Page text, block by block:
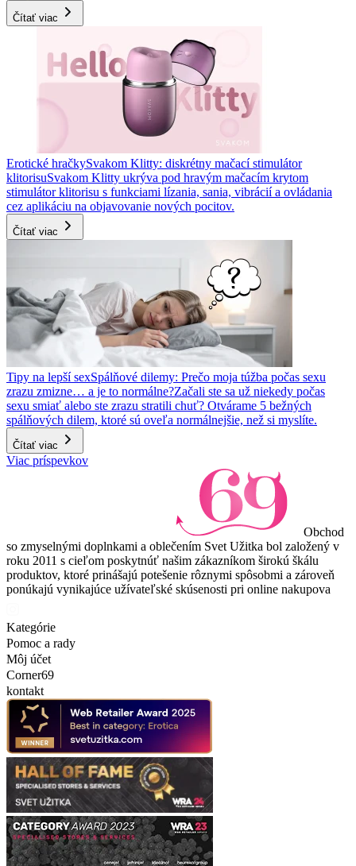
Čítať viac
Erotické hračkySvakom Klitty: diskrétny mačací stimulátor
klitorisuSvakom Klitty ukrýva pod hravým mačacím krytom
stimulátor klitorisu s funkciami lízania, sania, vibrácií a ovládania
cez aplikáciu na objavovanie nových pocitov.
Čítať viac
Tipy na lepší sexSpálňové dilemy: Prečo moja túžba počas sexu
zrazu zmizne… a je to normálne?Začali ste sa už niekedy počas
sexu smiať alebo ste zrazu stratili chuť? Otvárame 5 bežných
spálňových dilem, ktoré sú oveľa normálnejšie, než si myslíte.
Čítať viac
Viac príspevkov
Obchod
so zmyselnými doplnkami a oblečením Svet Užitka bol založený v
roku 2011 s cieľom poskytnúť našim zákazníkom širokú škálu
produktov, ktoré prinášajú potešenie rôznymi spôsobmi a zároveň
ponúkajú vynikajúce užívateľské skúsenosti pri online nakupova
Kategórie
Pomoc a rady
Môj účet
Corner69
kontakt